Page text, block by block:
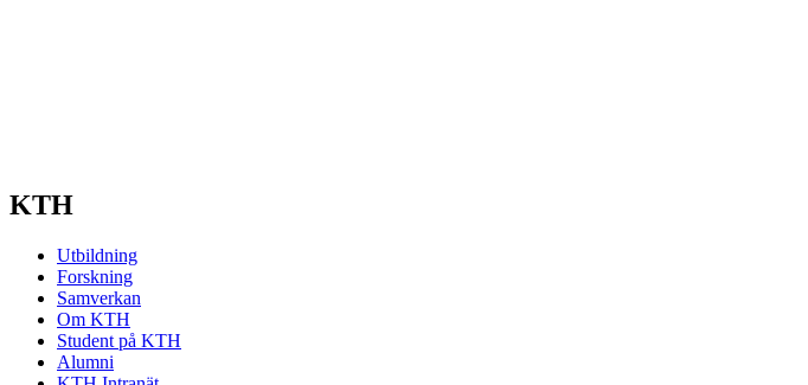
KTH
Utbildning
Forskning
Samverkan
Om KTH
Student på KTH
Alumni